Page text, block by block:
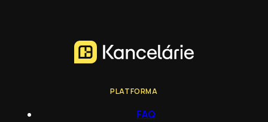
PLATFORMA
FAQ